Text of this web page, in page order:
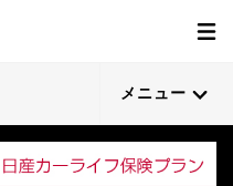
メニュー
48
68
44
44
49
69
68
69
59
42
35
63
67
44
37
41
66
66
59
33